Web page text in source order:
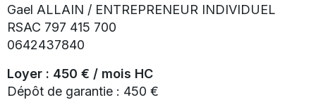
Gael ALLAIN / ENTREPRENEUR INDIVIDUEL
RSAC 797 415 700
0642437840
Loyer : 450 € / mois HC
Dépôt de garantie : 450 €